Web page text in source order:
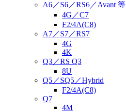
A6／S6／RS6／Avant 等
4G／C7
F2/4A(C8)
A7／S7／RS7
4G
4K
Q3／RS Q3
8U
Q5／SQ5／Hybrid
F2/4A(C8)
Q7
4M